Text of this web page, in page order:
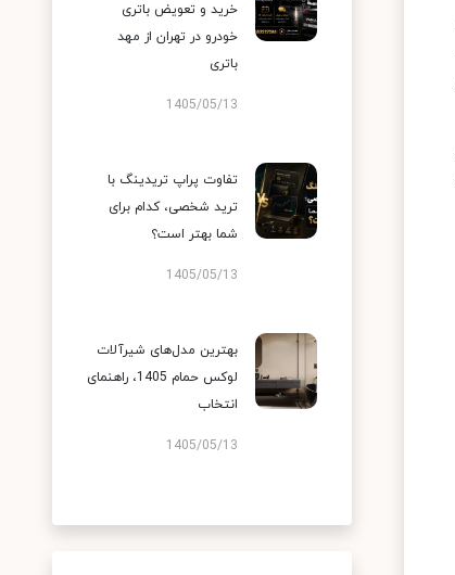
خرید و تعویض باتری
خودرو در تهران از مهد
باتری
1405/05/13
تفاوت پراپ تریدینگ با
ترید شخصی، کدام برای
شما بهتر است؟
1405/05/13
بهترین مدل‌های شیرآلات
لوکس حمام 1405، راهنمای
انتخاب
1405/05/13